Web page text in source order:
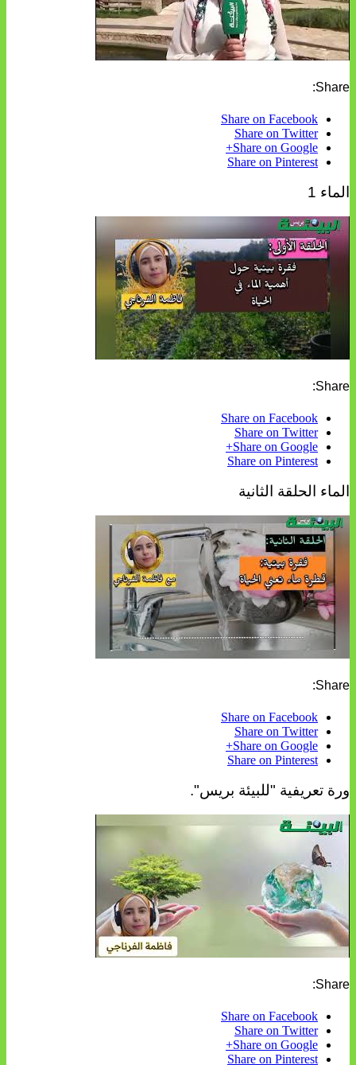
Share:
Share on Facebook
Share on Twitter
Share on Google+
Share on Pinterest
الماء 1
Share:
Share on Facebook
Share on Twitter
Share on Google+
Share on Pinterest
الماء الحلقة الثانية
Share:
Share on Facebook
Share on Twitter
Share on Google+
Share on Pinterest
ورة تعريفية "للبيئة بريس".
Share:
Share on Facebook
Share on Twitter
Share on Google+
Share on Pinterest